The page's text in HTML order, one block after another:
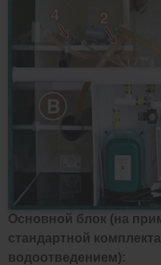
Основной блок (на
стандартной
водоотведением):